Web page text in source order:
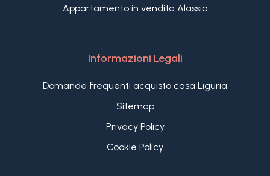
Appartamento in vendita Alassio
Informazioni Legali
Domande frequenti acquisto casa Liguria
Sitemap
Privacy Policy
Cookie Policy